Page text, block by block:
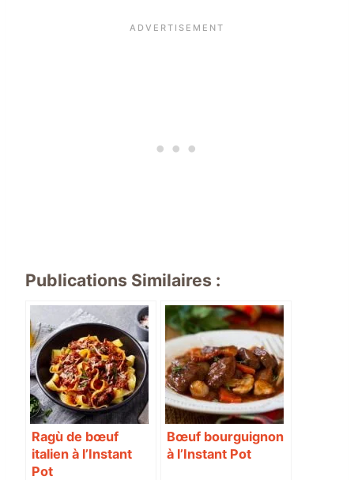
Publications Similaires :
Ragù de bœuf
italien à l’Instant
Pot
Bœuf bourguignon
à l’Instant Pot